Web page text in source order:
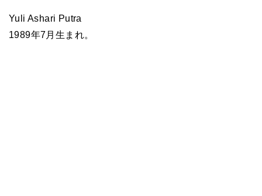
Yuli Ashari Putra
1989年7月生まれ。